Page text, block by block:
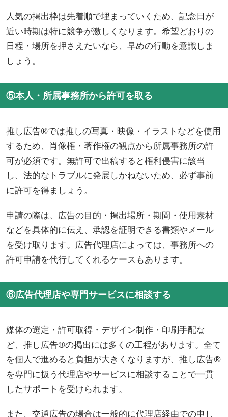
人気の掲出枠は先着順で埋まっていくため、記念日が
近い時期は特に競争が激しくなります。希望どおりの
日程・場所を押さえたいなら、早めの行動を意識しま
しょう。
⑤本人・所属事務所から許可を取る
推し広告®では推しの写真・映像・イラストなどを使用
するため、肖像権・著作権の観点から所属事務所の許
可が必須です。無許可で出稿すると権利侵害に該当
し、法的なトラブルに発展しかねないため、必ず事前
に許可を得ましょう。
申請の際は、広告の目的・掲出場所・期間・使用素材
などを具体的に伝え、承認を証明できる書類やメール
を受け取ります。広告代理店によっては、事務所への
許可申請を代行してくれるケースもあります。
⑥広告代理店や専門サービスに相談する
媒体の選定・許可取得・デザイン制作・印刷手配な
ど、推し広告®の掲出には多くの工程があります。全て
を個人で進めると負担が大きくなりますが、推し広告®
を専門に扱う代理店やサービスに相談することで一貫
したサポートを受けられます。
また、交通広告の場合は一般的に代理店経由での申し